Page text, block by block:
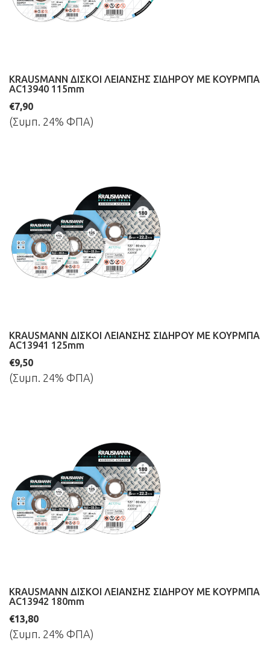
KRAUSMANN ΔΙΣΚΟΙ ΛΕΙΑΝΣΗΣ ΣΙΔΗΡΟΥ ΜΕ ΚΟΥΡΜΠΑ
AC13940 115mm
€7,90
(Συμπ. 24% ΦΠΑ)
KRAUSMANN ΔΙΣΚΟΙ ΛΕΙΑΝΣΗΣ ΣΙΔΗΡΟΥ ΜΕ ΚΟΥΡΜΠΑ
AC13941 125mm
€9,50
(Συμπ. 24% ΦΠΑ)
KRAUSMANN ΔΙΣΚΟΙ ΛΕΙΑΝΣΗΣ ΣΙΔΗΡΟΥ ΜΕ ΚΟΥΡΜΠΑ
AC13942 180mm
€13,80
(Συμπ. 24% ΦΠΑ)